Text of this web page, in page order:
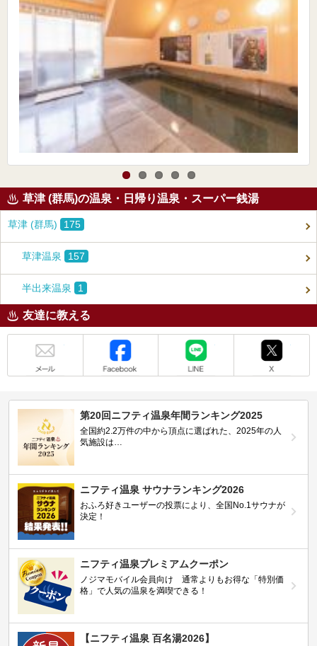
草津 (群馬)の温泉・日帰り温泉・スーパー銭湯
草津 (群馬) 175
草津温泉 157
半出来温泉 1
友達に教える
第20回ニフティ温泉年間ランキング2025
全国約2.2万件の中から頂点に選ばれた、2025年の人
気施設は…
ニフティ温泉 サウナランキング2026
おふろ好きユーザーの投票により、全国No.1サウナが
決定！
ニフティ温泉プレミアムクーポン
ノジマモバイル会員向け 通常よりもお得な「特別価
格」で人気の温泉を満喫できる！
【ニフティ温泉 百名湯2026】